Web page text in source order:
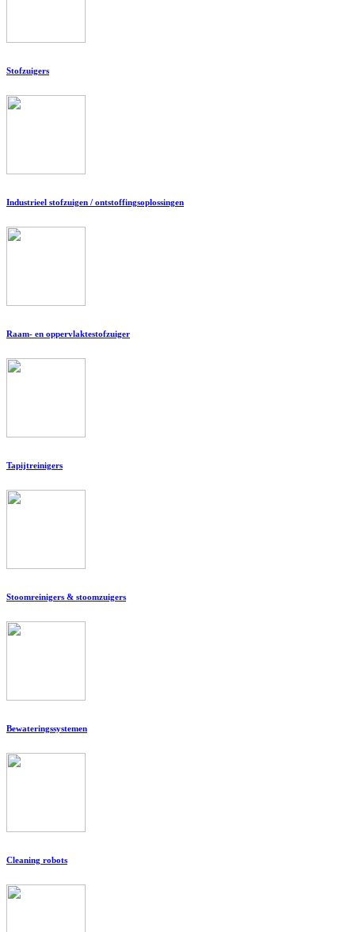
Stofzuigers
Industrieel stofzuigen / ontstoffingsoplossingen
Raam- en oppervlaktestofzuiger
Tapijtreinigers
Stoomreinigers & stoomzuigers
Bewateringssystemen
Cleaning robots